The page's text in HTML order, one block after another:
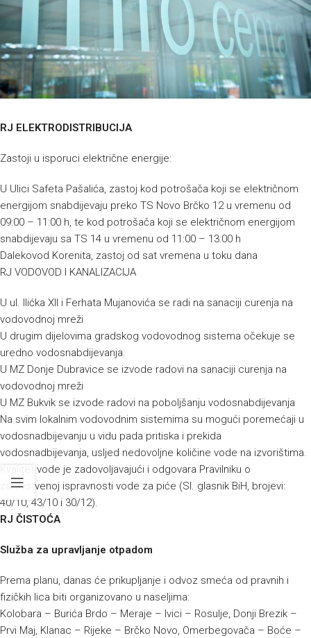
RJ ELEKTRODISTRIBUCIJA
Zastoji u isporuci električne energije:
U Ulici Safeta Pašalića, zastoj kod potrošača koji se električnom
energijom snabdijevaju preko TS Novo Brčko 12 u vremenu od
09:00 – 11:00 h, te kod potrošača koji se električnom energijom
snabdijevaju sa TS 14 u vremenu od 11:00 – 13:00 h
Dalekovod Korenita, zastoj od sat vremena u toku dana
RJ VODOVOD I KANALIZACIJA
U ul. Ilićka XII i Ferhata Mujanovića se radi na sanaciji curenja na
vodovodnoj mreži
U drugim dijelovima gradskog vodovodnog sistema očekuje se
uredno vodosnabdijevanja.
U MZ Donje Dubravice se izvode radovi na sanaciji curenja na
vodovodnoj mreži
U MZ Bukvik se izvode radovi na poboljšanju vodosnabdijevanja
Na svim lokalnim vodovodnim sistemima su mogući poremećaji u
vodosnadbijevanju u vidu pada pritiska i prekida
vodosnadbijevanja, usljed nedovoljne količine vode na izvorištima.
Kvalitet vode je zadovoljavajući i odgovara Pravilniku o
zdravstvenoj ispravnosti vode za piće (Sl. glasnik BiH, brojevi:
40/10, 43/10 i 30/12).
RJ ČISTOĆA
Služba za upravljanje otpadom
Prema planu, danas će prikupljanje i odvoz smeća od pravnih i
fizičkih lica biti organizovano u naseljima:
Kolobara – Burića Brdo – Meraje – Ivici – Rosulje, Donji Brezik –
Prvi Maj, Klanac – Rijeke – Brčko Novo, Omerbegovača – Boće –